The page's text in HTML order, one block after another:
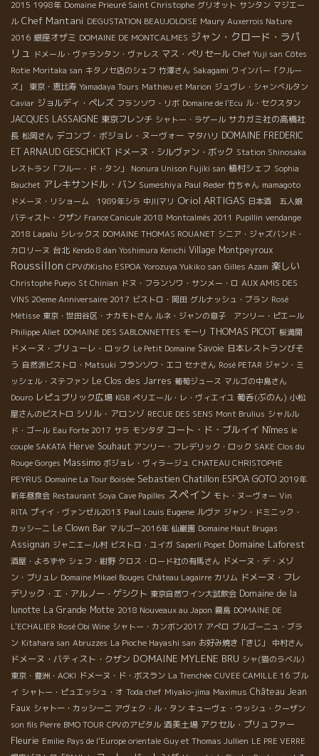
2015 1998年 Domaine Prieuré Saint Christophe グリオット サンタン マジエー
ル Chef Mantani DEGUSTATION BEAUJOLOISE Maury Auxerrois Nature
2016 銀座オザミ DOMAINE DE MONTCALMES ジャン・クロード・ラパ
リュ
ドメール・ヴァランタン・ヴァレス マス・ぺリセール Chef Yuji san Côtes
Rotie Moritaka san キタノセ店のシェフ 竹澤さん Sakagami ワインバー「クルー
ズ」
東京・恵比寿 Yamadaya Tours Mathieu et Marion ジュヴレ・シャンべルタン
Caviar ジョルディ・ペレズ フランソワ・リボ Domaine de l'Ecu ル・セクスタン
JACQUES LASSAIGNE 東京フレンチ シャトー・ラゲール サカガミ社の高橋社
長 松岡さん デコンブ・ボジョレ・ヌーヴォー マタハリ DOMAINE FREDERIC
ET ARNAUD GESCHICKT ドメーヌ・シルヴァン・ボック Station Shinosaka
レストラン「フルー・ド・タン」
Nonura Unison Fujiki san 植村シェフ Sophia
Bauchet アレキサンドル・バン Sumeshiya Paul Reder 竹ちゃん mamagoto
ドメーヌ・リショーム 1989年シラ 中川マリ Oriol ARTIGAS 日本酒 五人娘
バティスト・クザン France Canicule 2018 Montcalmès 2011 Pupillin vendange
2018 Lapalu シレックス DOMAINE THOMAS ROUANET シニア・ジャズバンド・
カロリーヌ 台北 Kendo 8 dan Yoshimura Kenichi Village Montpeyroux
Roussillon CPVのKisho ESPOA Yorozuya Yukiko san Gilles Azam 楽しい
Christophe Pueyo St Chinian ドヌ・フランソワ・サンメー・ロ AUX AMIS DES
VINS 20eme Anniversaire 2017 ビストロ・岡田 グルナッシュ・ブラン Rosé
Métisse 東京・世田谷区・ナカモトさん ルネ・ジャンの息子 アンリー・ピエール
Philippe Aliet DOMAINE DES SABLONNETTES モーリ THOMAS PICOT 桜満開
ドメーヌ・プリューレ・ロック Le Petit Domaine Savoie 日本レストランびそ
う 自然派ビストロ・Matsuki フランソワ・エコ セナさん Rosé PETAR ジャン・ミ
ッシェル・ステファン Le Clos des Jarres 葡萄ジュース マルゴの中島さん
Douro レピュブリック広場 KGB ペリエール・レ・ヴィエイユ 葡呑(ぶのん) 小松
屋さんのビストロ シリル・アロンゾ RECUE DES SENS Mont Brulius シャルル
ド・ゴール Eau Forte 2017 サラ モンタダ コート・ド・ブルイイ Nîmes le
couple SAKATA Herve Souhaut アンリー・フレデリック・ロック SAKE Clos du
Rouge Gorges Massimo ボジョレ・ヴィラージュ CHATEAU CHRISTOPHE
PEYRUS Domaine La Tour Boisée Sebastien Chatillon ESPOA GOTO 2019年
新年昼食会 Restaurant Soya Cave Papilles スペイン モト・ヌーヴォー Vin
RITA プイイ・ヴァンゼル2013 Paul Louis Eugene ルヴァ ジャン・ドミニック・
カッシーニ Le Clown Bar マルゴー2016年 仙巌園 Domaine Haut Brugas
Assignan ジャニエール村 ビストロ・ユイガ Saperli Popet Domaine Laforest
酒屋・よろずや シェフ・紺野 クロス・ロード社の有馬さん ドメーヌ・デ・メゾ
ン・ブリュレ Domaine Mikael Bouges Château Lagairre カリム ドメーヌ・フレ
デリック・エ・アルノー・ゲシクト 東京自然ワイン大試飲会 Domaine de la
lunotte La Grande Motte 2018 Nouveaux au Japon 霧島 DOMAINE DE
L'ECHALIER Rosé Obi Wine シャトー・カンボン2017 アぺロ ブルゴーニュ・ブラ
ン Kitahara san Abruzzes La Pioche Hayashi san お好み焼き「きじ」 中村さん
ドメーヌ・バティスト・クザン DOMAINE MYLENE BRU シャ(猫のラベル）
東京・豊洲・AOKI ドメーヌ・ド・ボスラン La Trenchée CUVEE CAMILLE 16 ブル
イ シャトー・ピュエッシュ・オ Toda chef Miyako-jima Maximus Château Jean
Faux シャトー・カッシーニ アヴェク・ル・タン キューヴェ・ウッシュ・クーザン
son fils Pierre BMO TOUR CPVのアビタル 酒美土場 アクセル・プリュファー
Fleurie Emilie Pays de l'Europe orientale Guy et Thomas Jullien LE PRE VERRE